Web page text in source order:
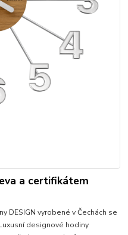
a certifikátem
DESIGN vyrobené v Čechách se
designové hodiny